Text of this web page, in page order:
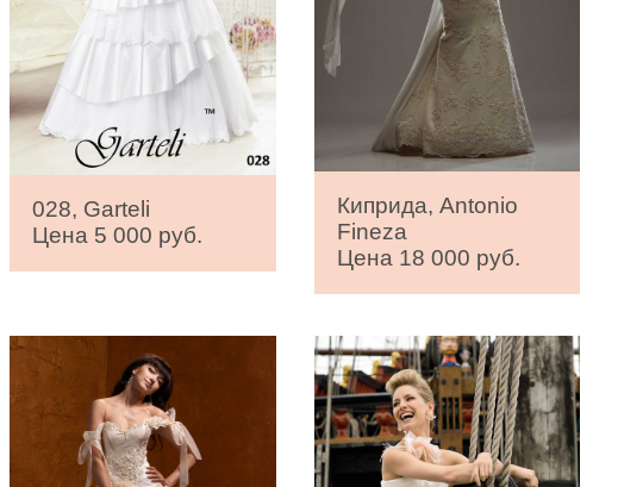
028, Garteli
Цена 5 000 руб.
Киприда, Antonio
Fineza
Цена 18 000 руб.